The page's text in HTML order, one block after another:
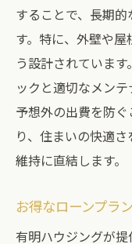
することで、長期
す。特に、外壁や
う設計されていま
ックと適切なメンテ
予想外の出費を防
り、住まいの快適
維持に直結します。
お得なローンプラ
有明ハウジングが